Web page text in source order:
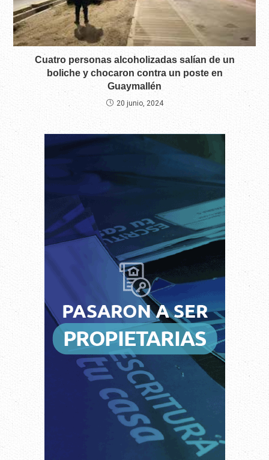
Cuatro personas alcoholizadas salían de un
boliche y chocaron contra un poste en
Guaymallén
20 junio, 2024